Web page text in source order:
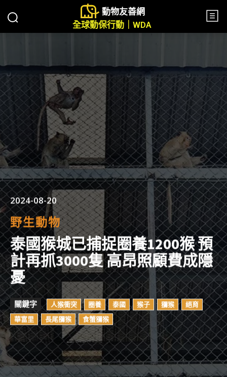
動物友善網
全球動保行動｜WDA
2024-08-20
野生動物
泰國猴城已捕捉圈養1200猴 預
計再抓3000隻 高昂照顧費成隱
憂
關鍵字 人猴衝突 圈養 泰國 猴子 獼猴
絕育
華富里
長尾獼猴 食蟹獼猴